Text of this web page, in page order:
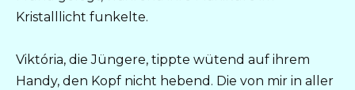
Kristalllicht funkelte.
Viktória, die Jüngere, tippte wütend auf ihrem
Handy, den Kopf nicht hebend. Die von mir in aller